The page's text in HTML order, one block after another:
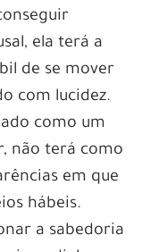
ela terá a
de se mover
com lucidez.
como um
não terá como
em que
hábeis.
a sabedoria